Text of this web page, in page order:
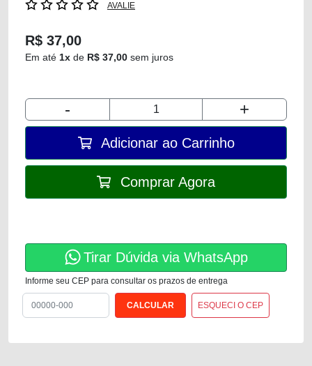
AVALIE
R$ 37,00
Em até 1x de R$ 37,00 sem juros
- +
Adicionar ao Carrinho
Comprar Agora
Tirar Dúvida via WhatsApp
Informe seu CEP para consultar os prazos de entrega
ESQUECI O CEP